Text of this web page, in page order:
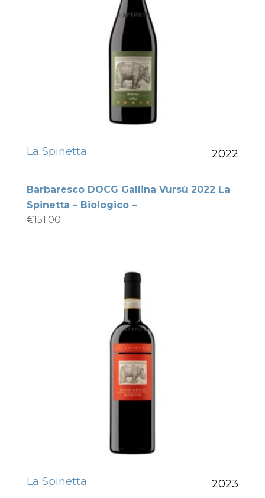
La Spinetta 2022
Barbaresco DOCG Gallina Vursù 2022 La
Spinetta – Biologico –
€151.00
La Spinetta 2023